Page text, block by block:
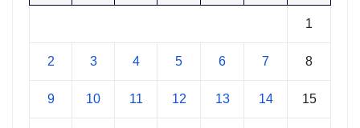
1
2 3 4 5 6 7 8
9 10 11 12 13 14 15